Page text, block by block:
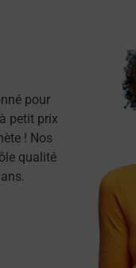
pour
petit prix
! Nos
qualité